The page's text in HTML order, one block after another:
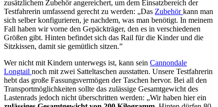
zusätzlichem Zubehör angereichert, um dem Einsatzbereich der
Testfahrerin umfassend gerecht zu werden: „Das Zubehörkann man
sich selber konfigurieren, je nachdem, was man benötigt. In meinem
Fall haben wir vorne den Gepäckträger, den es in verschiedenen
Größen gibt. Hinten befindet sich das Rail für die Kinder und die
Sitzkissen, damit sie gemütlich sitzen.”
Wer nicht mit Kindern unterwegs ist, kann sein Cannondale
Longtail noch mit zwei Satteltaschen ausstatten. Unsere Testfahrerin
hebt das große Fassungsvermögen der Taschen hervor. Bei all den
Transportmöglichkeiten sollte das zulässige Gesamtgewicht des
Lastenrads jedoch nicht überschritten werden: „Wir haben hier ein